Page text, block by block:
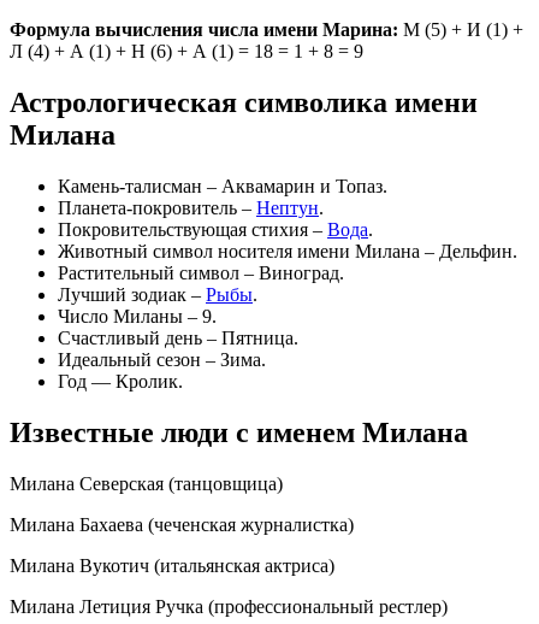
Формула вычисления числа имени Марина: М (5) + И (1) +
Л (4) + А (1) + Н (6) + А (1) = 18 = 1 + 8 = 9
Астрологическая символика имени
Милана
Камень-талисман – Аквамарин и Топаз.
Планета-покровитель – Нептун.
Покровительствующая стихия – Вода.
Животный символ носителя имени Милана – Дельфин.
Растительный символ – Виноград.
Лучший зодиак – Рыбы.
Число Миланы – 9.
Счастливый день – Пятница.
Идеальный сезон – Зима.
Год — Кролик.
Известные люди с именем Милана
Милана Северская (танцовщица)
Милана Бахаева (чеченская журналистка)
Милана Вукотич (итальянская актриса)
Милана Летиция Ручка (профессиональный рестлер)